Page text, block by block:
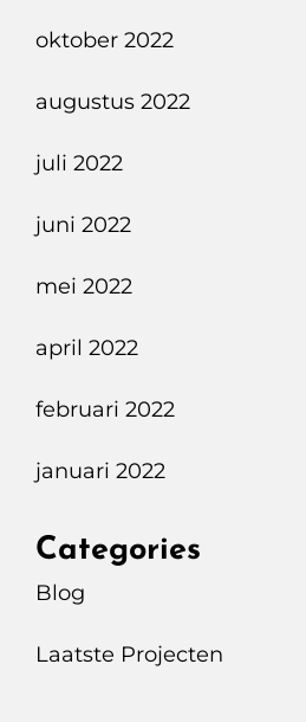
oktober 2022
augustus 2022
juli 2022
juni 2022
mei 2022
april 2022
februari 2022
januari 2022
Categories
Blog
Laatste Projecten